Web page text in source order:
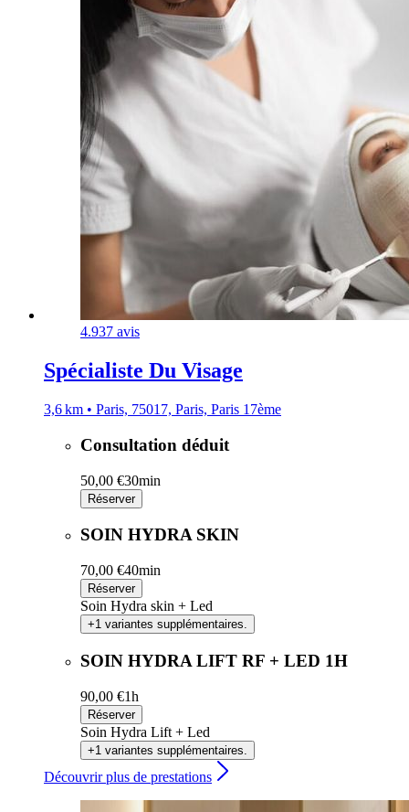
4.937 avis
Spécialiste Du Visage
3,6 km • Paris, 75017, Paris, Paris 17ème
Consultation déduit
50,00 €30min
Réserver
SOIN HYDRA SKIN
70,00 €40min
Réserver
Soin Hydra skin + Led
+1 variantes supplémentaires.
SOIN HYDRA LIFT RF + LED 1H
90,00 €1h
Réserver
Soin Hydra Lift + Led
+1 variantes supplémentaires.
Découvrir plus de prestations